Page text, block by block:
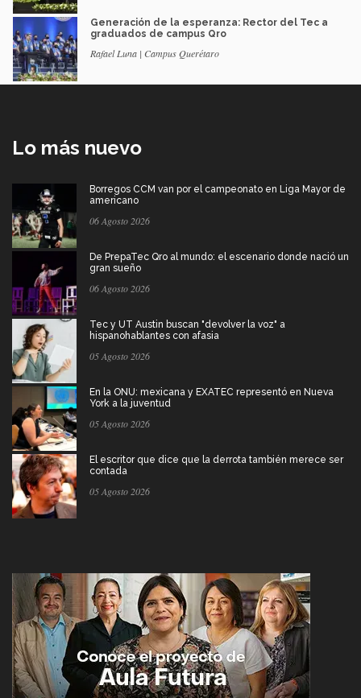
Generación de la esperanza: Rector del Tec a
graduados de campus Qro
Rafael Luna | Campus Querétaro
Lo más nuevo
Borregos CCM van por el campeonato en Liga Mayor de
americano
06 Agosto 2026
De PrepaTec Qro al mundo: el escenario donde nació un
gran sueño
06 Agosto 2026
Tec y UT Austin buscan "devolver la voz" a
hispanohablantes con afasia
05 Agosto 2026
En la ONU: mexicana y EXATEC representó en Nueva
York a la juventud
05 Agosto 2026
El escritor que dice que la derrota también merece ser
contada
05 Agosto 2026